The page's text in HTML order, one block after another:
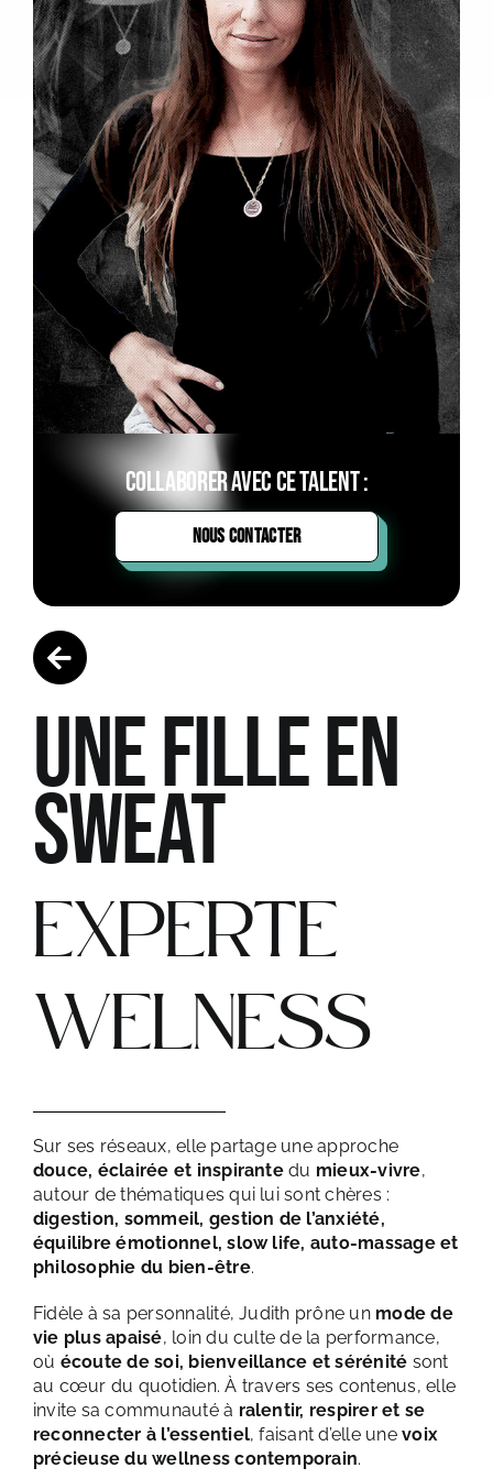
Collaborer avec ce talent :
NOUS CONTACTER
UNE FILLE EN
SWEAT
EXPERTE
WELNESS
Judith
Samama-
Patte
est
experte
wellness
et
de
contenu
bien-
être
après
avoir
été
journaliste
Sur ses réseaux, elle partage une approche
douce, éclairée et inspirantedu mieux-vivre,
autour de thématiques qui lui sont chères :
digestion, sommeil, gestion de l’anxiété,
équilibre émotionnel, slow life, auto-massage et
philosophie du bien-être.
Fidèle à sa personnalité, Judith prône un mode de
vie plus apaisé, loin du culte de la performance,
où écoute de soi, bienveillance et sérénité sont
au cœur du quotidien. À travers ses contenus, elle
invite sa communauté à ralentir, respirer et se
reconnecter à l’essentiel, faisant d’elle unevoix
précieuse du wellness contemporain.